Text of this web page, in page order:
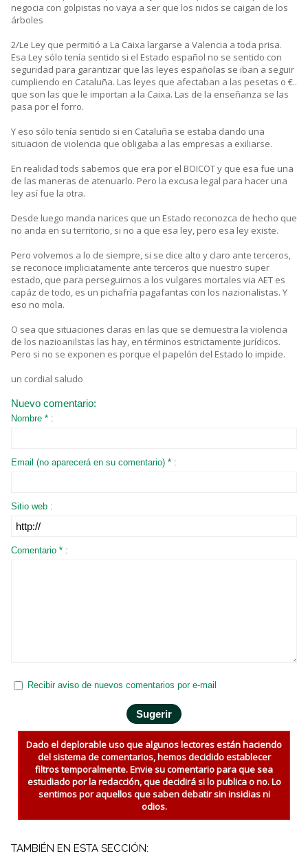
negocia con golpistas no vaya a ser que los nidos se caigan de los
árboles
2/Le Ley que permitió a La Caixa largarse a Valencia a toda prisa.
Esa Ley sólo tenía sentido si el Estado español no se sentido con
seguridad para garantizar que las leyes españolas se iban a seguir
cumpliendo en Cataluña. Las leyes que afectaban a las pesetas o €..
que son las que le importan a la Caixa. Las de la enseñanza se las
pasa por el forro.
Y eso sólo tenía sentido si en Cataluña se estaba dando una
situacion de violencia que obligaba a las empresas a exiliarse.
En realidad tods sabemos que era por el BOICOT y que esa fue una
de las maneras de atenuarlo. Pero la excusa legal para hacer una
ley así fue la otra.
Desde luego manda narices que un Estado reconozca de hecho que
no anda en su territorio, si no a que esa ley, pero esa ley existe.
Pero volvemos a lo de siempre, si se dice alto y claro ante terceros,
se reconoce impliciatamente ante terceros que nuestro super
estado, que para perseguirnos a los vulgares mortales via AET es
capáz de todo, es un pichafría pagafantas con los nazionalistas. Y
eso no mola.
O sea que situaciones claras en las que se demuestra la violencia
de los nazioanilstas las hay, en términos estrictamente jurídicos.
Pero si no se exponen es porque el papelón del Estado lo impide.
un cordial saludo
Nuevo comentario:
Nombre * :
Email (no aparecerá en su comentario) * :
Sitio web :
Comentario * :
Recibir aviso de nuevos comentarios por e-mail
Dado el deplorable uso que algunos lectores están haciendo
del sistema de comentarios, hemos decidido establecer
filtros temporalmente. Envie su comentario para que sea
estudiado por la redacción, que decidirá si lo publica o no. Lo
sentimos por aquellos que saben debatir sin insidias ni
odios.
TAMBIÉN EN ESTA SECCIÓN: